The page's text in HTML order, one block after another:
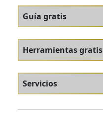
Guía gratis
Herramientas gratis
Servicios